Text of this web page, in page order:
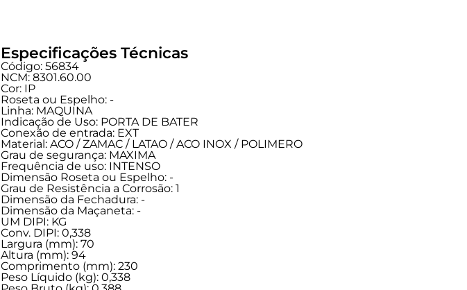
Especificações Técnicas
Código: 56834
NCM: 8301.60.00
Cor: IP
Roseta ou Espelho: -
Linha: MAQUINA
Indicação de Uso: PORTA DE BATER
Conexão de entrada: EXT
Material: ACO / ZAMAC / LATAO / ACO INOX / POLIMERO
Grau de segurança: MAXIMA
Frequência de uso: INTENSO
Dimensão Roseta ou Espelho: -
Grau de Resistência a Corrosão: 1
Dimensão da Fechadura: -
Dimensão da Maçaneta: -
UM DIPI: KG
Conv. DIPI: 0,338
Largura (mm): 70
Altura (mm): 94
Comprimento (mm): 230
Peso Líquido (kg): 0,338